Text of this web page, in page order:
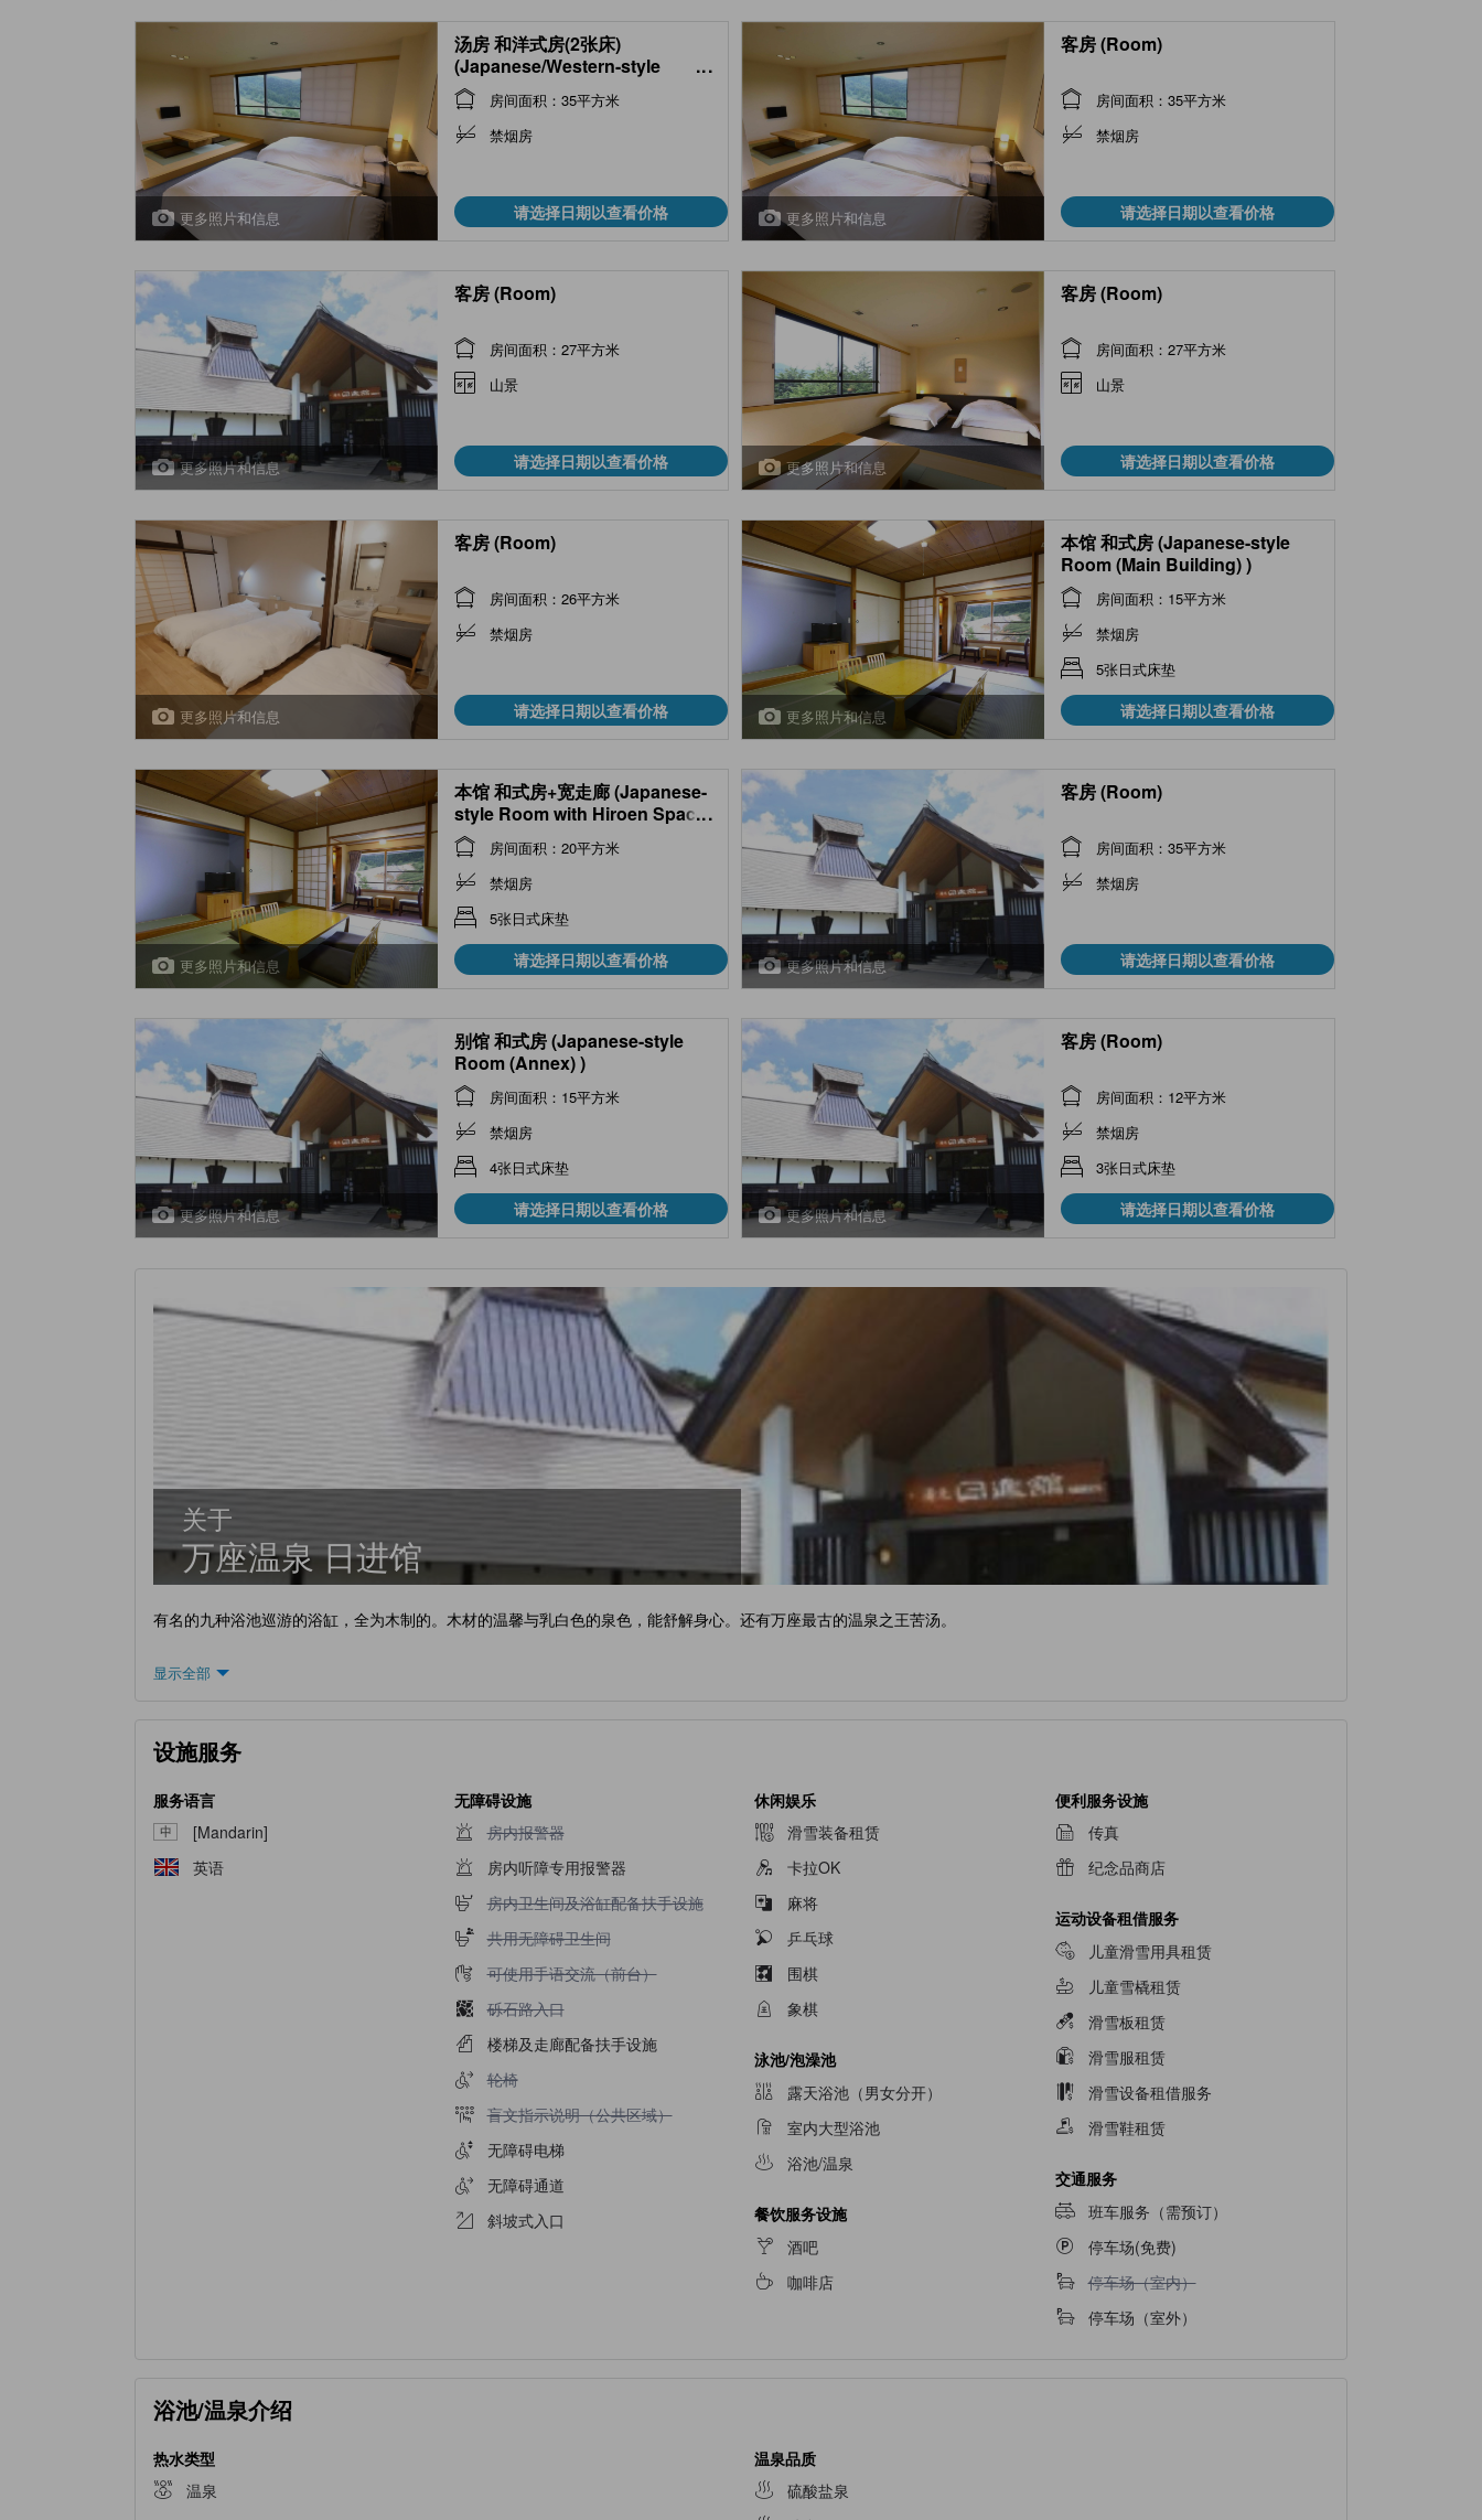
更多照片和信息
汤房 和洋式房(2张床)
(Japanese/Western-style
Room (Twin Beds, Yubo Type)
)
...
房间面积：35平方米
禁烟房
请选择日期以查看价格 更多照片和信息
客房 (Room)
房间面积：35平方米
禁烟房
请选择日期以查看价格
更多照片和信息
客房 (Room)
房间面积：27平方米
山景
请选择日期以查看价格 更多照片和信息
客房 (Room)
房间面积：27平方米
山景
请选择日期以查看价格
更多照片和信息
客房 (Room)
房间面积：26平方米
禁烟房
请选择日期以查看价格 更多照片和信息
本馆 和式房 (Japanese-style
Room (Main Building) )
房间面积：15平方米
禁烟房
5张日式床垫
请选择日期以查看价格
更多照片和信息
本馆 和式房+宽走廊 (Japanese-
style Room with Hiroen Space
(Main Building))
...
房间面积：20平方米
禁烟房
5张日式床垫
请选择日期以查看价格 更多照片和信息
客房 (Room)
房间面积：35平方米
禁烟房
请选择日期以查看价格
更多照片和信息
别馆 和式房 (Japanese-style
Room (Annex) )
房间面积：15平方米
禁烟房
4张日式床垫
请选择日期以查看价格 更多照片和信息
客房 (Room)
房间面积：12平方米
禁烟房
3张日式床垫
请选择日期以查看价格
关于
万座温泉 日进馆
有名的九种浴池巡游的浴缸，全为木制的。木材的温馨与乳白色的泉色，能舒解身心。还有万座最古的温泉之王苦汤。
显示全部
设施服务
服务语言
[Mandarin]
英语
无障碍设施
不提供房内报警器
房内报警器
房内听障专用报警器
不提供房内卫生间及浴缸配备扶手设施
房内卫生间及浴缸配备扶手设施
不提供共用无障碍卫生间
共用无障碍卫生间
不提供可使用手语交流（前台）
可使用手语交流（前台）
不提供砾石路入口
砾石路入口
楼梯及走廊配备扶手设施
不提供轮椅
轮椅
不提供盲文指示说明（公共区域）
盲文指示说明（公共区域）
无障碍电梯
无障碍通道
斜坡式入口
休闲娱乐
滑雪装备租赁
卡拉OK
麻将
乒乓球
围棋
象棋
泳池/泡澡池
露天浴池（男女分开）
室内大型浴池
浴池/温泉
餐饮服务设施
酒吧
咖啡店
便利服务设施
传真
纪念品商店
运动设备租借服务
儿童滑雪用具租赁
儿童雪橇租赁
滑雪板租赁
滑雪服租赁
滑雪设备租借服务
滑雪鞋租赁
交通服务
班车服务（需预订）
停车场(免费)
不提供停车场（室内）
停车场（室内）
停车场（室外）
浴池/温泉介绍
热水类型
温泉
温泉品质
硫酸盐泉